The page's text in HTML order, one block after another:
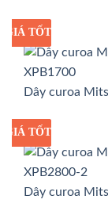
GIÁ SỈ
GIÁ TỐT
Dây curoa
GIÁ SỈ
GIÁ TỐT
Dây curoa